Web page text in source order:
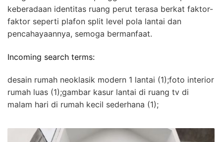
keberadaan identitas ruang perut terasa berkat faktor-
faktor seperti plafon split level pola lantai dan
pencahayaannya, semoga bermanfaat.
Incoming search terms:
desain rumah neoklasik modern 1 lantai (1);foto interior
rumah luas (1);gambar kasur lantai di ruang tv di
malam hari di rumah kecil sederhana (1);